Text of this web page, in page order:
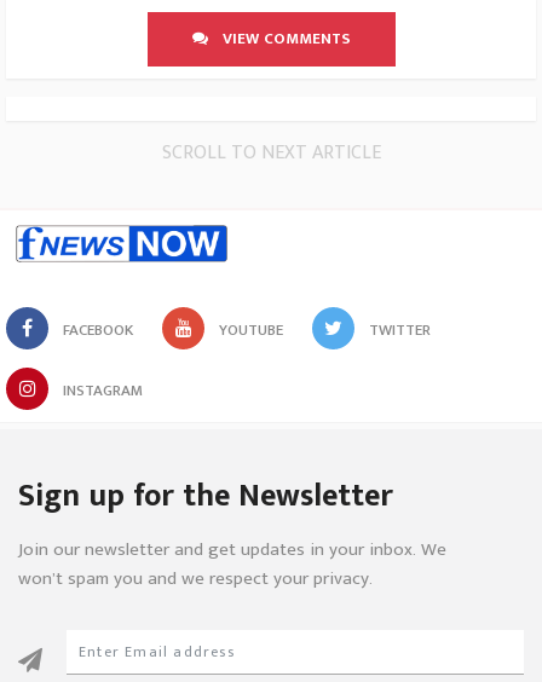
VIEW COMMENTS
SCROLL TO NEXT ARTICLE
FACEBOOK YOUTUBE TWITTER
INSTAGRAM
Sign up for the Newsletter
Join our newsletter and get updates in your inbox. We
won’t spam you and we respect your privacy.